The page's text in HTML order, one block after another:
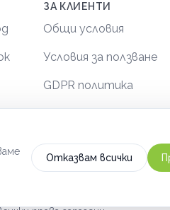
Отказвам всички
ЗА КЛИЕНТИ
Общи условия
Условия за ползване
GDPR политика
Сигурност